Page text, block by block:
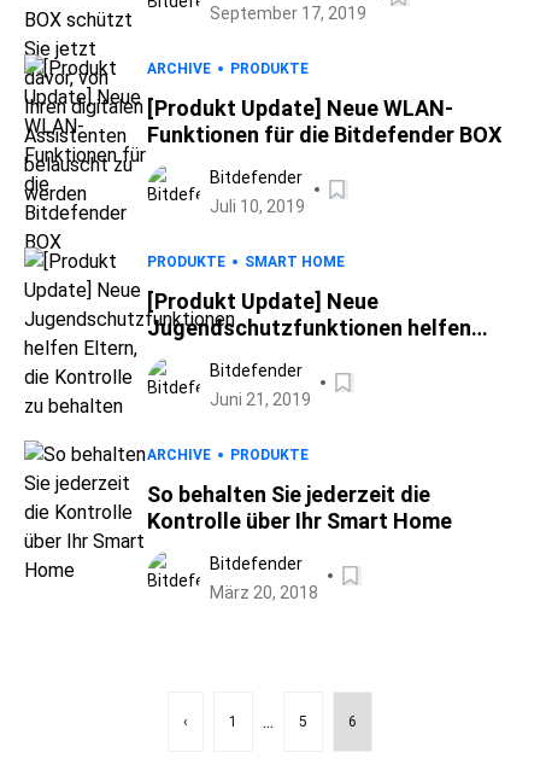
werdenSeptember 17, 2019
ARCHIVE PRODUKTE
[Produkt Update] Neue WLAN-
Funktionen für die Bitdefender BOX
Bitdefender
Juli 10, 2019
PRODUKTE SMART HOME
[Produkt Update] Neue
Jugendschutzfunktionen helfen
Eltern, die Kontrolle zu behalten
Bitdefender
Juni 21, 2019
ARCHIVE PRODUKTE
So behalten Sie jederzeit die
Kontrolle über Ihr Smart Home
Bitdefender
März 20, 2018
‹ 1 ... 5 6